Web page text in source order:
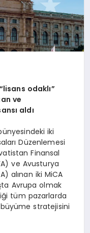
odaklı”
ve
aldı
iki
Düzenlemesi
Finansal
ve Avusturya
alınan iki MiCA
Avrupa olmak
tüm pazarlarda
stratejisini